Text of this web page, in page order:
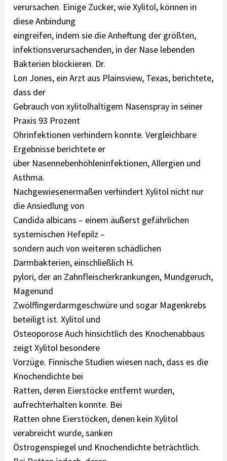
verursachen. Einige Zucker, wie Xylitol, können in
diese Anbindung
eingreifen, indem sie die Anheftung der größten,
infektionsverursachenden, in der Nase lebenden
Bakterien blockieren. Dr.
Lon Jones, ein Arzt aus Plainsview, Texas, berichtete,
dass der
Gebrauch von xylitolhaltigem Nasenspray in seiner
Praxis 93 Prozent
Ohrinfektionen verhindern konnte. Vergleichbare
Ergebnisse berichtete er
über Nasennebenhöhleninfektionen, Allergien und
Asthma.
Nachgewiesenermaßen verhindert Xylitol nicht nur
die Ansiedlung von
Candida albicans – einem äußerst gefährlichen
systemischen Hefepilz –
sondern auch von weiteren schädlichen
Darmbakterien, einschließlich H.
pylori, der an Zahnfleischerkrankungen, Mundgeruch,
Magenund
Zwölffingerdarmgeschwüre und sogar Magenkrebs
beteiligt ist. Xylitol und
Osteoporose Auch hinsichtlich des Knochenabbaus
zeigt Xylitol besondere
Vorzüge. Finnische Studien wiesen nach, dass es die
Knochendichte bei
Ratten, deren Eierstöcke entfernt wurden,
aufrechterhalten konnte. Bei
Ratten ohne Eierstöcken, denen kein Xylitol
verabreicht wurde, sanken
Östrogenspiegel und Knochendichte beträchtlich.